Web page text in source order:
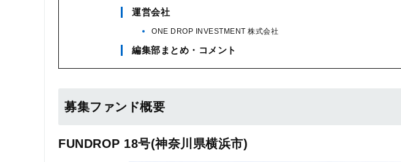
運営会社
ONE DROP INVESTMENT 株式会社
編集部まとめ・コメント
募集ファンド概要
FUNDROP 18号(神奈川県横浜市)